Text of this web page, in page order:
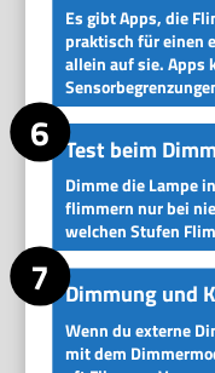
Es gibt Apps, die
praktisch für einen
allein auf sie. Apps
Test beim
Dimme die Lampe
flimmern nur bei
welchen Stufen
Dimmung und
Wenn du externe
mit dem